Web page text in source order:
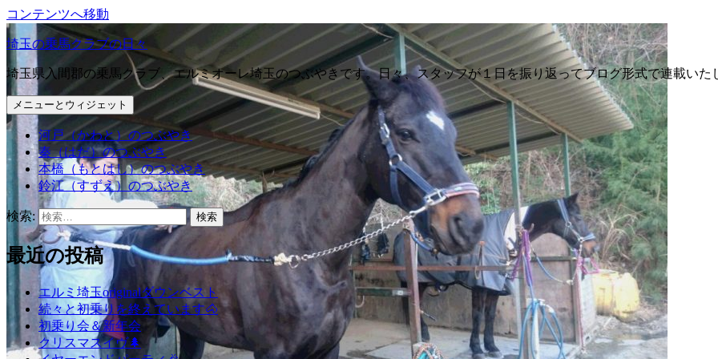
コンテンツへ移動
埼玉の乗馬クラブの日々
埼玉県入間郡の乗馬クラブ、エルミオーレ埼玉のつぶやきです。日々、スタッフが１日を振り返ってブログ形式で連載いた
メニューとウィジェット
河戸（かわと）のつぶやき
秦（はだ）のつぶやき
本橋（もとはし）のつぶやき
鈴江（すずえ）のつぶやき
検索:
最近の投稿
エルミ埼玉originalダウンベスト
続々と初乗りを終えています🐴
初乗り会＆新年会
クリスマスイヴ🌲